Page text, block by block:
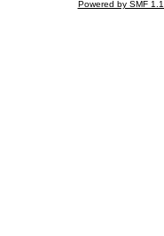
Powered by SMF